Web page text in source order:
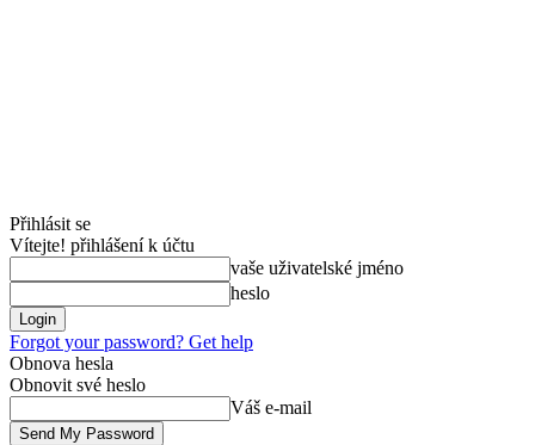
Přihlásit se
Vítejte! přihlášení k účtu
vaše uživatelské jméno
heslo
Forgot your password? Get help
Obnova hesla
Obnovit své heslo
Váš e-mail